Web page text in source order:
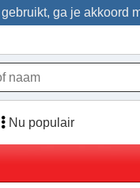
ga je akkoord
Nu populair